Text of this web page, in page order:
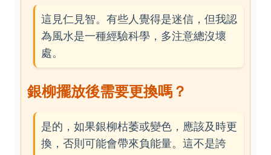
這見仁見智。有些人覺得是迷信，但我認
為風水是一種經驗科學，多注意總沒壞
處。
銀柳擺放後需要更換嗎？
是的，如果銀柳枯萎或變色，應該及時更
換，否則可能會帶來負能量。這不是誇